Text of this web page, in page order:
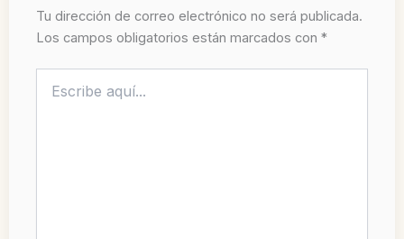
Tu dirección de correo electrónico no será publicada.
Los campos obligatorios están marcados con *
aquí...